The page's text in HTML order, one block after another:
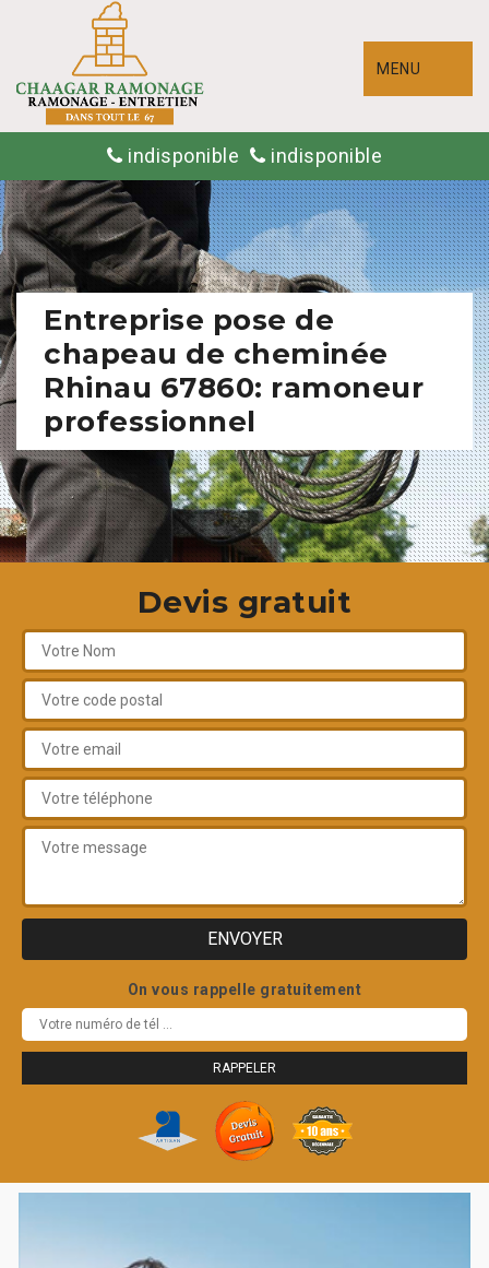
MENU
indisponible indisponible
Entreprise pose de
chapeau de cheminée
Rhinau 67860: ramoneur
professionnel
Devis gratuit
On vous rappelle gratuitement